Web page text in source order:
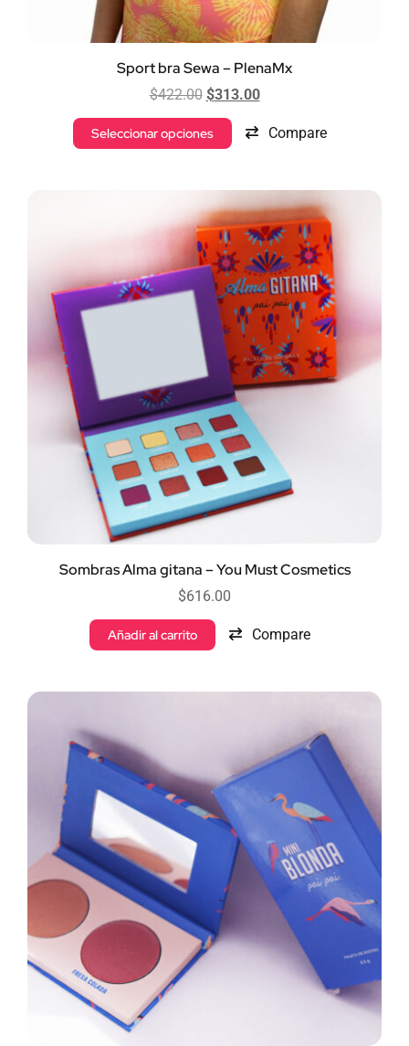
Sport bra Sewa – PlenaMx
$422.00 $313.00
Seleccionar opciones Compare
Sombras Alma gitana – You Must Cosmetics
$616.00
Añadir al carrito Compare